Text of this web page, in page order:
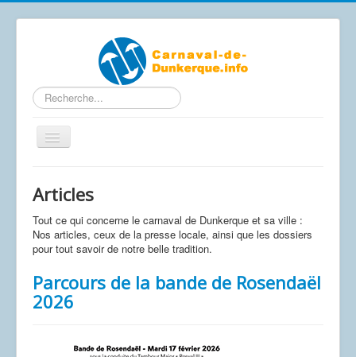
Rechercher
Basculer
la
Accueil
Articles
Calendrier Carnaval 2026
Le carnaval de A à Z
Photos / Vidéos
Articles
Tout ce qui concerne le carnaval de Dunkerque et sa ville :
Nos articles, ceux de la presse locale, ainsi que les dossiers
pour tout savoir de notre belle tradition.
Parcours de la bande de Rosendaël
2026